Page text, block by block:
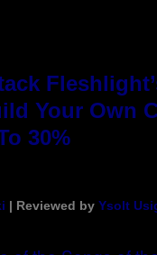
Your Own
30%
| Reviewed by Ysolt